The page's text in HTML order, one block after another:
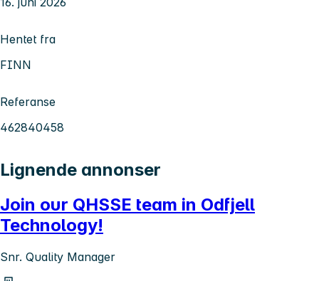
Hentet fra
FINN
Referanse
462840458
Lignende annonser
Join our QHSSE team in Odfjell
Technology!
Snr. Quality Manager